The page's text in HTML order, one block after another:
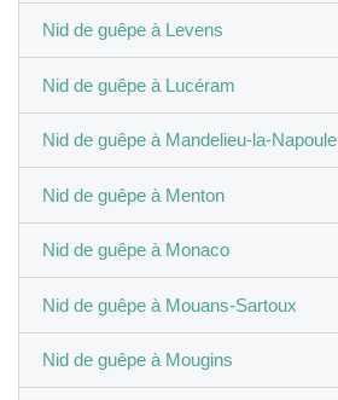
Nid de guêpe à Levens
Nid de guêpe à Lucéram
Nid de guêpe à Mandelieu-la-Napoule
Nid de guêpe à Menton
Nid de guêpe à Monaco
Nid de guêpe à Mouans-Sartoux
Nid de guêpe à Mougins